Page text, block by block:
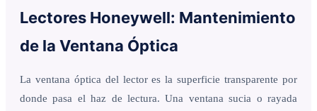
Lectores Honeywell: Mantenimiento
de la Ventana Óptica
La ventana óptica del lector es la superficie transparente por
donde pasa el haz de lectura. Una ventana sucia o rayada